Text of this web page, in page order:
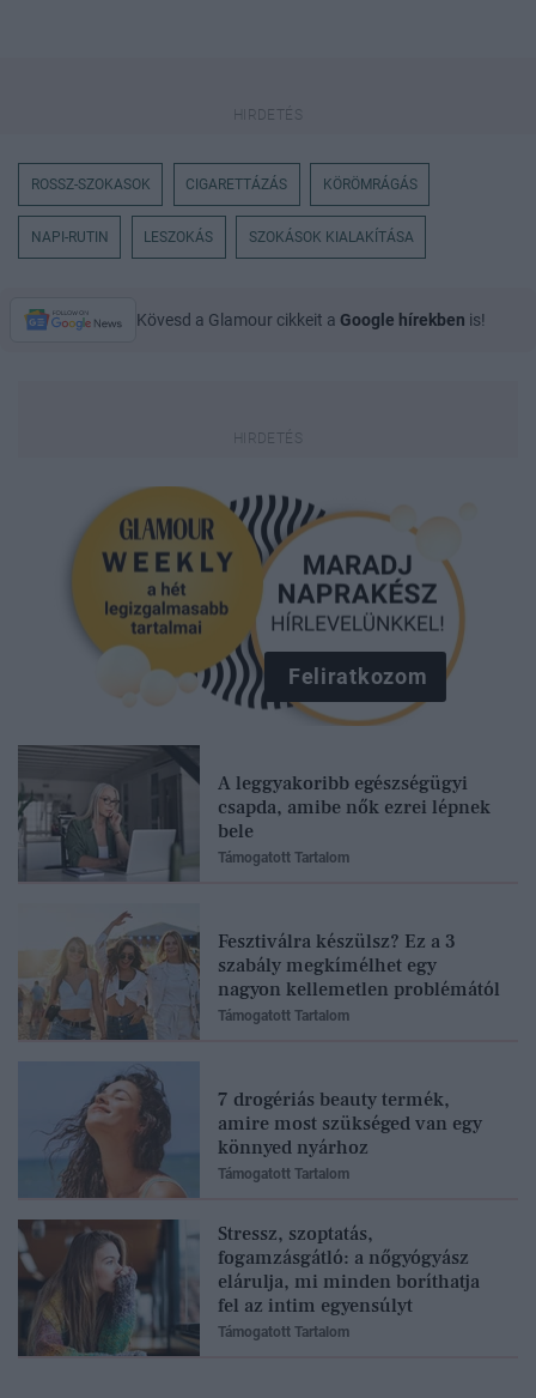
ROSSZ-SZOKASOK CIGARETTÁZÁS KÖRÖMRÁGÁS
NAPI-RUTIN LESZOKÁS SZOKÁSOK KIALAKÍTÁSA
Kövesd a Glamour cikkeit a Google hírekben is!
Feliratkozom
A leggyakoribb egészségügyi
csapda, amibe nők ezrei lépnek
bele
Támogatott Tartalom
Fesztiválra készülsz? Ez a 3
szabály megkímélhet egy
nagyon kellemetlen problémától
Támogatott Tartalom
7 drogériás beauty termék,
amire most szükséged van egy
könnyed nyárhoz
Támogatott Tartalom
Stressz, szoptatás,
fogamzásgátló: a nőgyógyász
elárulja, mi minden boríthatja
fel az intim egyensúlyt
Támogatott Tartalom